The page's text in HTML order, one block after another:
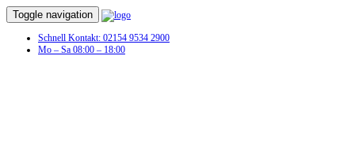
Toggle navigation
Schnell Kontakt: 02154 9534 2900
Mo – Sa 08:00 – 18:00